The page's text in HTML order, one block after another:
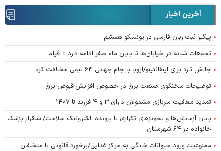
آخرین اخبار
پیگیر ثبت زبان فارسی در یونسکو هستیم
تجمعات شبانه در خیابان‌ها تا پایان ماه صفر ادامه دارد + فیلم
چالش تازه برای اینفانتینو/اروپا با جام جهانی ۶۴ تیمی مخالفت کرد
توضیحات سخنگوی صنعت برق در خصوص افزایش قبوض برق
تمدید معافیت سربازی مشمولان دارای ۳ و ۴ فرزند تا ۱۴۰۷
پایان آزمایش‌ها و تجویز‌های تکراری با پرونده الکترونیک سلامت/استقرار پزشک
خانواده در ۶۴ شهرستان
ممنوعیت ورود حیوانات خانگی به مراکز غذایی/برخورد قانونی با متخلفان